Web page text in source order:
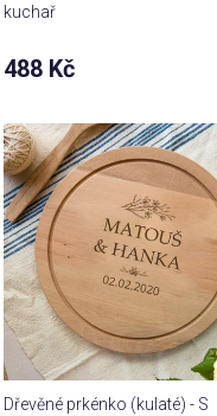
kuchař
488 Kč
Dřevěné prkénko (kulaté) - S